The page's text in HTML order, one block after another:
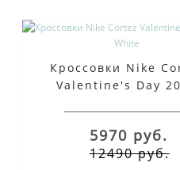
Кроссовки Nike
Valentine's Day
5970 руб.
12490 руб.